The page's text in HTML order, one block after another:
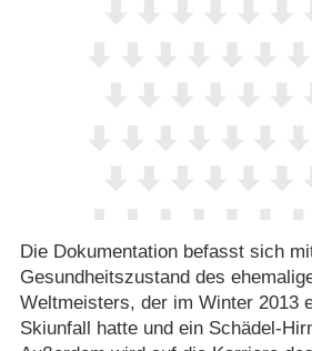
Die Dokumentation befasst sich
Gesundheitszustand des
Weltmeisters, der im Winter 2013
Skiunfall hatte und ein Schädel-